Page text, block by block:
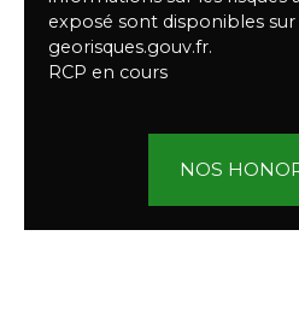
exposé sont disponibles sur
georisques.gouv.fr.
RCP en cours
NOS